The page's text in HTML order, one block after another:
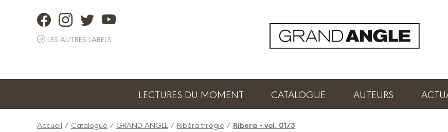
LES AUTRES LABELS
LECTURES DU MOMENT CATALOGUE AUTEURS
Accueil / Catalogue / GRAND ANGLE / Ribéra trilogie / Ribera - vol. 01/3